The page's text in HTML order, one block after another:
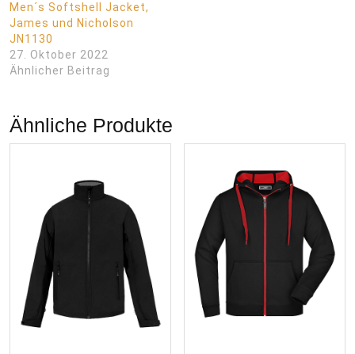
Men´s Softshell Jacket,
James und Nicholson
JN1130
27. Oktober 2022
Ähnlicher Beitrag
Ähnliche Produkte